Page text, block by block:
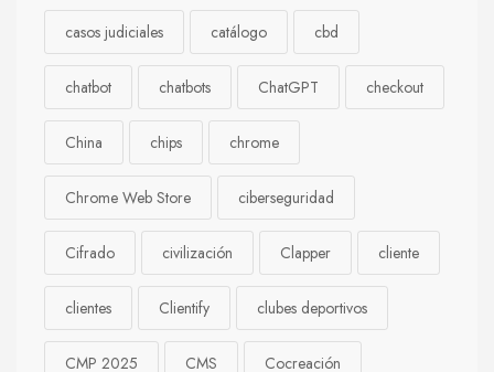
casos judiciales catálogo cbd
chatbot chatbots ChatGPT checkout
China chips chrome
Chrome Web Store ciberseguridad
Cifrado civilización Clapper cliente
clientes Clientify clubes deportivos
CMP 2025 CMS Cocreación